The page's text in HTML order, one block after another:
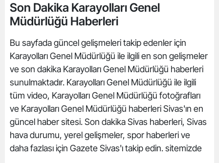
Son Dakika Karayolları Genel
Müdürlüğü Haberleri
Bu sayfada güncel gelişmeleri takip edenler için
Karayolları Genel Müdürlüğü ile ilgili en son gelişmeler
ve son dakika Karayolları Genel Müdürlüğü haberleri
sunulmaktadır. Karayolları Genel Müdürlüğü ile ilgili
tüm video, Karayolları Genel Müdürlüğü fotoğrafları
ve Karayolları Genel Müdürlüğü haberleri Sivas'ın en
güncel haber sitesi. Son dakika Sivas haberleri, Sivas
hava durumu, yerel gelişmeler, spor haberleri ve
daha fazlası için Gazete Sivas'ı takip edin. sitemizde